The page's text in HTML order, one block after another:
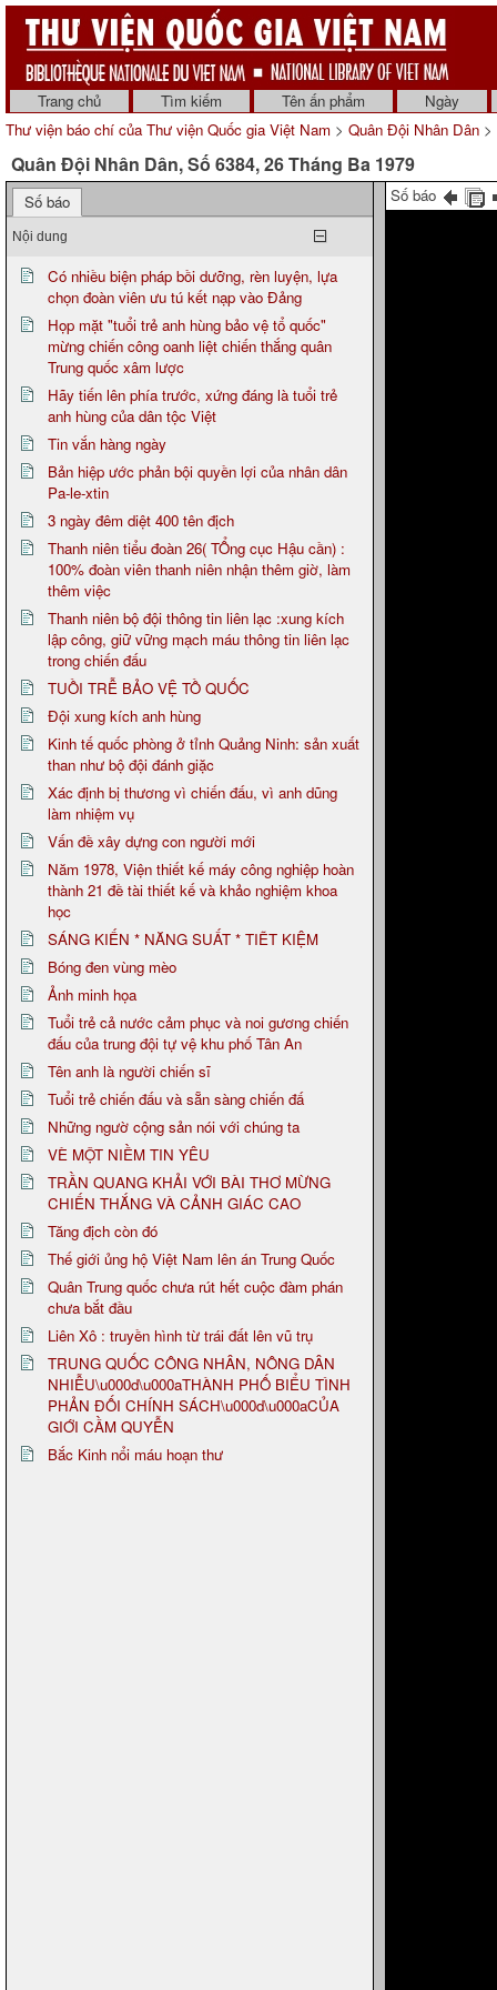
Trang chủ Tìm kiếm Tên ấn phẩm
Ngày
Thư viện báo chí của Thư viện Quốc gia Việt Nam > Quân Đội Nhân Dân >
Quân Đội Nhân Dân, Số 6384, 26 Tháng Ba 1979
Số báo
Nội dung
Có nhiều biện pháp bồi dưỡng, rèn luyện, lựa
chọn đoàn viên ưu tú kết nạp vào Đảng
Họp mặt "tuổi trẻ anh hùng bảo vệ tổ quốc"
mừng chiến công oanh liệt chiến thắng quân
Trung quốc xâm lược
Hãy tiến lên phía trước, xứng đáng là tuổi trẻ
anh hùng của dân tộc Việt
Tin vắn hàng ngày
Bản hiệp ước phản bội quyền lợi của nhân dân
Pa-le-xtin
3 ngày đêm diệt 400 tên địch
Thanh niên tiểu đoàn 26( TỔng cục Hậu cần) :
100% đoàn viên thanh niên nhận thêm giờ, làm
thêm việc
Thanh niên bộ đội thông tin liên lạc :xung kích
lập công, giữ vững mạch máu thông tin liên lạc
trong chiến đấu
TUỒI TRỄ BẢO VỆ TỒ QUỐC
Đội xung kích anh hùng
Kinh tế quốc phòng ở tỉnh Quảng Ninh: sản xuất
than như bộ đội đánh giặc
Xác định bị thương vì chiến đấu, vì anh dũng
làm nhiệm vụ
Vấn đề xây dựng con người mới
Năm 1978, Viện thiết kế máy công nghiệp hoàn
thành 21 đề tài thiết kế và khảo nghiệm khoa
học
SÁNG KIẾN * NĂNG SUẤT * TIẼT KIỆM
Bóng đen vùng mèo
Ảnh minh họa
Tuổi trẻ cả nước cảm phục và noi gương chiến
đấu của trung đội tự vệ khu phố Tân An
Tên anh là người chiến sĩ
Tuổi trẻ chiến đấu và sẵn sàng chiến đấ
Những ngườ cộng sản nói với chúng ta
VÈ MỘT NIỀM TIN YÊU
TRẦN QUANG KHẢI VỚI BÀI THƠ MỪNG
CHIẾN THẮNG VÀ CẢNH GIÁC CAO
Tăng địch còn đó
Thế giới ủng hộ Việt Nam lên án Trung Quốc
Quân Trung quốc chưa rút hết cuộc đàm phán
chưa bắt đầu
Liên Xô : truyền hình từ trái đất lên vũ trụ
TRUNG QUỐC CÔNG NHÂN, NÔNG DÂN
NHIỄU\u000d\u000aTHÀNH PHỐ BIỂU TÌNH
PHẢN ĐỐI CHÍNH SÁCH\u000d\u000aCỦA
GIỚI CẦM QUYỄN
Bắc Kinh nổi máu hoạn thư
Số báo